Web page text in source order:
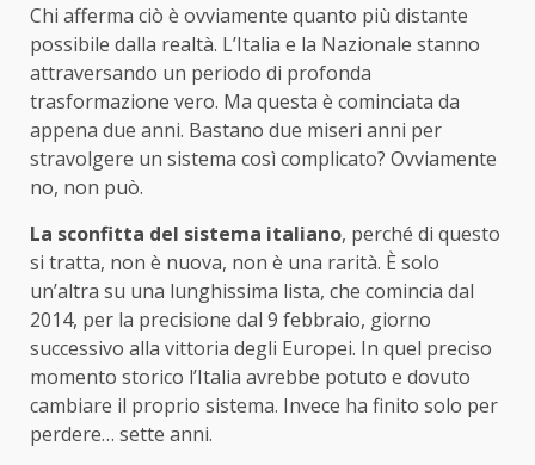
Chi afferma ciò è ovviamente quanto più distante
possibile dalla realtà. L’Italia e la Nazionale stanno
attraversando un periodo di profonda
trasformazione vero. Ma questa è cominciata da
appena due anni. Bastano due miseri anni per
stravolgere un sistema così complicato? Ovviamente
no, non può.
La sconfitta del sistema italiano, perché di questo
si tratta, non è nuova, non è una rarità. È solo
un’altra su una lunghissima lista, che comincia dal
2014, per la precisione dal 9 febbraio, giorno
successivo alla vittoria degli Europei. In quel preciso
momento storico l’Italia avrebbe potuto e dovuto
cambiare il proprio sistema. Invece ha finito solo per
perdere… sette anni.